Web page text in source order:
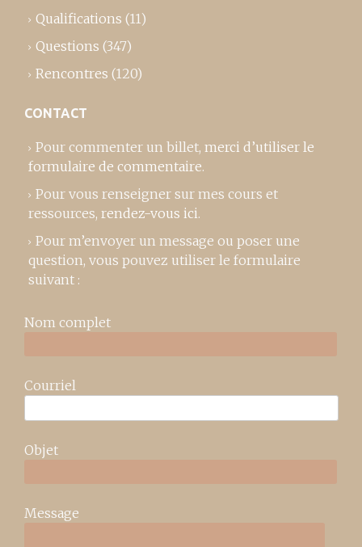
Qualifications (11)
Questions (347)
Rencontres (120)
CONTACT
Pour commenter un billet, merci d’utiliser le
formulaire de commentaire.
Pour vous renseigner sur mes cours et
ressources, rendez-vous ici.
Pour m’envoyer un message ou poser une
question, vous pouvez utiliser le formulaire
suivant :
Nom complet
Courriel
Objet
Message